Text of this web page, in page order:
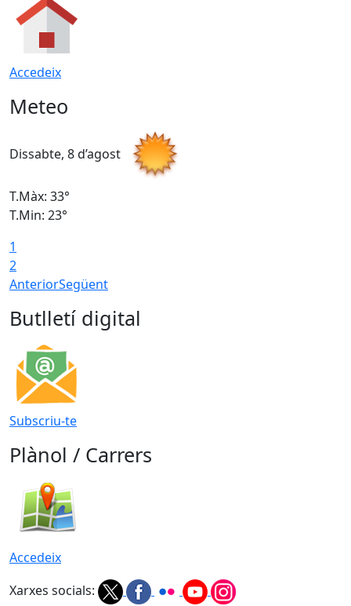
Accedeix
Meteo
Dissabte, 8 d’agost
T.Màx: 33°
T.Min: 23°
1
2
AnteriorSegüent
Butlletí digital
Subscriu-te
Plànol / Carrers
Accedeix
Xarxes socials: